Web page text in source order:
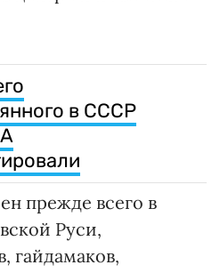
в СССР
прежде всего в
Руси,
гайдамаков,